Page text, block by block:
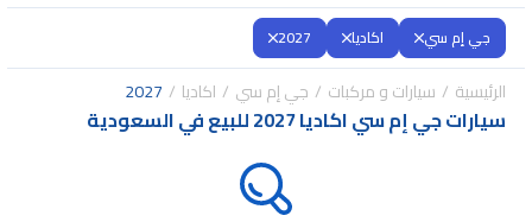
جي إم سي اكاديا 2027
الرئيسية سيارات و مركبات جي إم سي اكاديا 2027
سيارات جي إم سي اكاديا 2027 للبيع في السعودية